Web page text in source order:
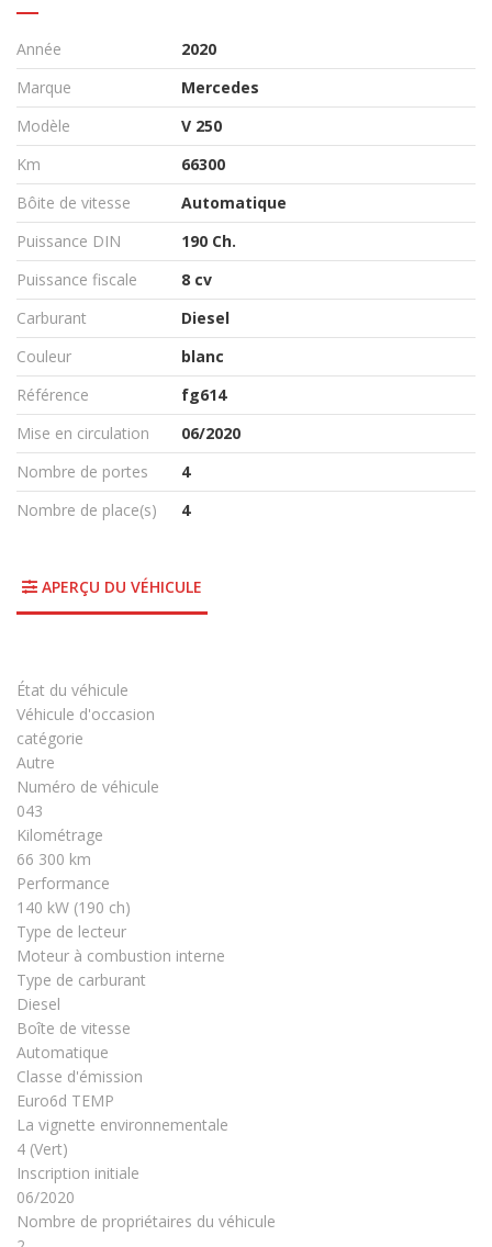
Année
2020
Marque
Mercedes
Modèle
V 250
Km
66300
Bôite de vitesse
Automatique
Puissance DIN
190 Ch.
Puissance fiscale
8 cv
Carburant
Diesel
Couleur
blanc
Référence
fg614
Mise en circulation
06/2020
Nombre de portes
4
Nombre de place(s)
4
APERÇU DU VÉHICULE
État du véhicule
Véhicule d'occasion
catégorie
Autre
Numéro de véhicule
043
Kilométrage
66 300 km
Performance
140 kW (190 ch)
Type de lecteur
Moteur à combustion interne
Type de carburant
Diesel
Boîte de vitesse
Automatique
Classe d'émission
Euro6d TEMP
La vignette environnementale
4 (Vert)
Inscription initiale
06/2020
Nombre de propriétaires du véhicule